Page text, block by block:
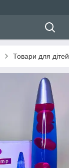
Товари для дітей